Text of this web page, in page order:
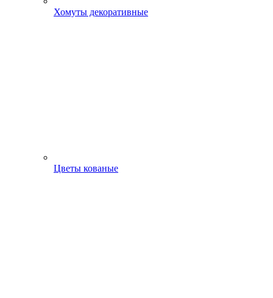
Хомуты декоративные
Цветы кованые